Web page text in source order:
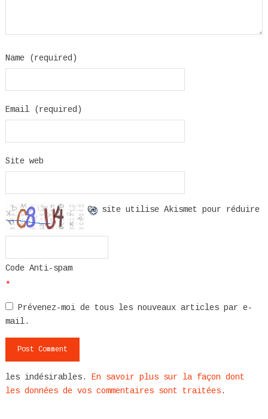
Name (required)
Email (required)
Site web
Code Anti-spam
*
Prévenez-moi de tous les nouveaux articles par e-
mail.
Ce site utilise Akismet pour réduire
les indésirables. En savoir plus sur la façon dont
les données de vos commentaires sont traitées.